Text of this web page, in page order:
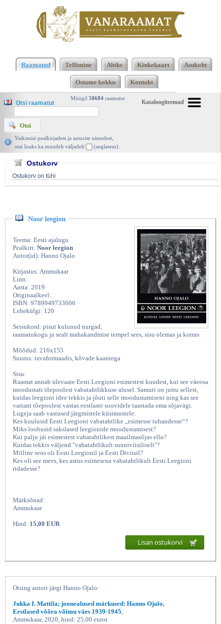
Hanno Ojalo, Ammukaar 2019 | vanaraamat. ee
Raamatud Tellimine Abiks Kinkekaart Asukoht
Ostame kokku Kontakt
Kataloogiteemad
Müügil 58684 raamatut
Otsi raamatut
Vaikimisi pealkirjadest ja autorite nimedest,
otsi lisaks ka muudelt väljadelt
(aeglasem).
Ostukorv
Ostukorv on tühi
Noor leegion
Teema: Eesti ajalugu
Pealkiri: Noor leegion
Autor(id): Hanno Ojalo
Kirjastus: Ammukaar
Linn:
Aasta: 2019
Originaalkeel:
ISBN: 9789949733606
Lehekülgi: 120
Seisukord: pisut kulunud nurgad,
raamatukogu ja sealt mahakandmise tempel sees, sisu olemas ja korras
Mõõdud: 216x155
Suurus: tavaformaadis, kõvade kaantega
Sisu:
Raamat annab ülevaate Eesti Leegioni esimestest kuudest, kui see väeosa
moodustati tõepoolest vabatahtlikkuse alusel. Samuti on juttu sellest,
kuidas leegioni idee tekkis ja jõuti selle moodustamiseni ning kas see
variant tõepoolest vastas eestlaste soovidele taastada oma sõjavägi.
Lugeja saab vastused järgmistele küsimustele:
Kes kuulusid Eesti Leegioni vabatahtlike „esimesse tuhandesse“?
Miks loobusid sakslased leegionide moodustamisest?
Kui palju jäi esimestest vabatahtlikest maailmasõjas ellu?
Kuidas tekkis väljend "vabatahtlikult sunniviisiliselt"?
Milline seos oli Eesti Leegionil ja Eesti Diviisil?
Kes oli see mees, kes astus esimesena vabatahtlikult Eesti Leegioni
ridadesse?
Märksõnad:
Ammukaar
Hind: 15,00 EUR
Lisan ostukorvi
Otsing autori järgi Hanno Ojalo:
Jukka I. Mattila; joonealused märkused: Hanno Ojalo,
Eestlased võõra võimu väes 1939-1945
Ammukaar, 2020, hind: 25,00 eurot